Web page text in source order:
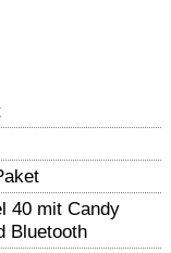
40 mit Candy
Bluetooth